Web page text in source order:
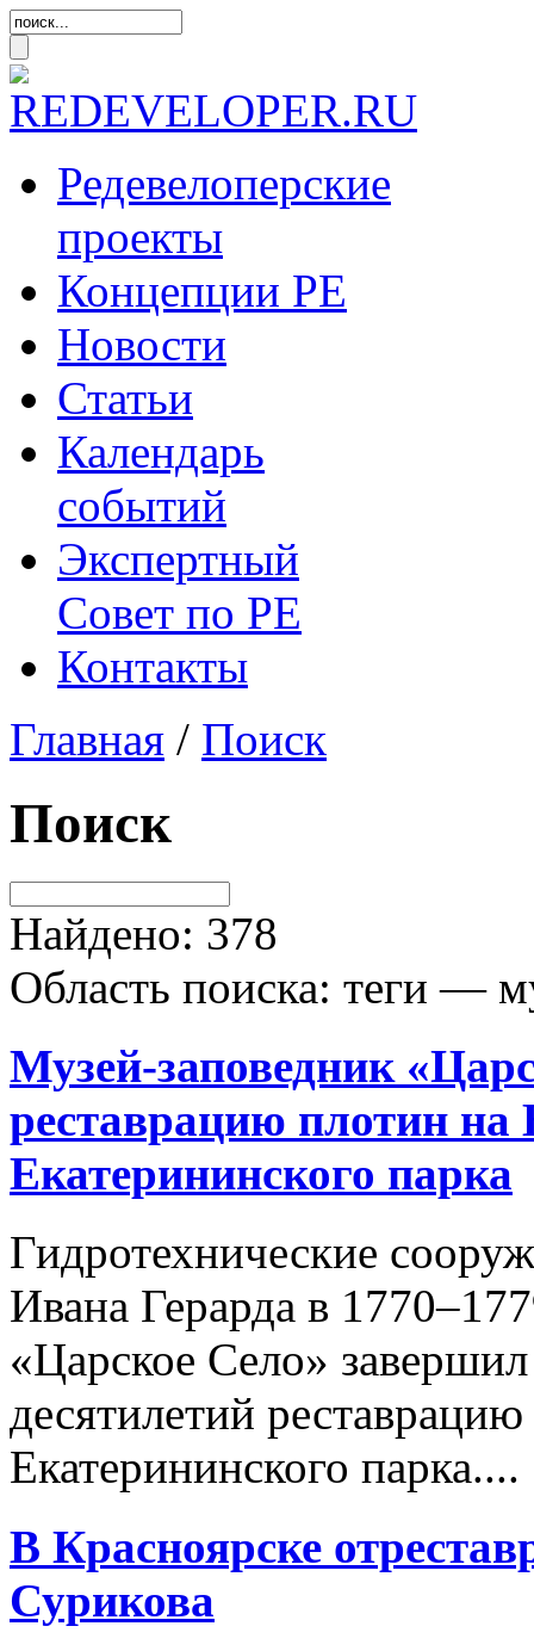
Редевелоперские
проекты
Концепции РЕ
Новости
Статьи
Календарь
событий
Экспертный
Совет по РЕ
Контакты
Главная / Поиск
Поиск
Найдено: 378
Область поиска: теги —
Музей-заповедник
реставрацию плотин на
Екатерининского парка
Гидротехнические
Ивана Герарда в
«Царское Село»
десятилетий
Екатерининского парка....
В Красноярске
Сурикова